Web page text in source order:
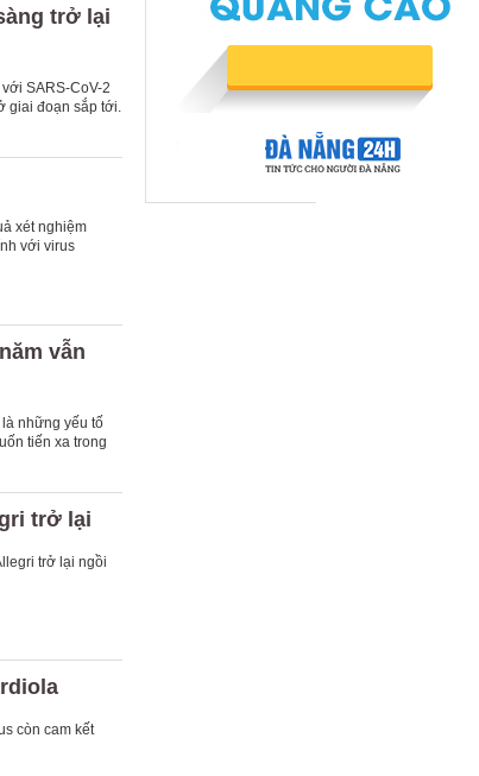
trở lại
SARS-CoV-2
giai đoạn sắp tới.
xét nghiệm
với virus
vẫn
những yếu tố
tiến xa trong
trở lại
trở lại ngồi
còn cam kết